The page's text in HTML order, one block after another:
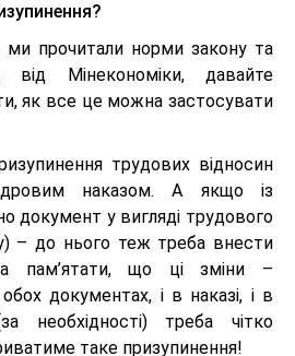
ми прочитали норми закону та
Мінекономіки, давайте
як все це можна застосувати
трудових відносин
наказом. А якщо із
документ у вигляді трудового
– до нього теж треба внести
пам’ятати, що ці зміни –
документах, і в наказі, і в
необхідності) треба чітко
таке призупинення!